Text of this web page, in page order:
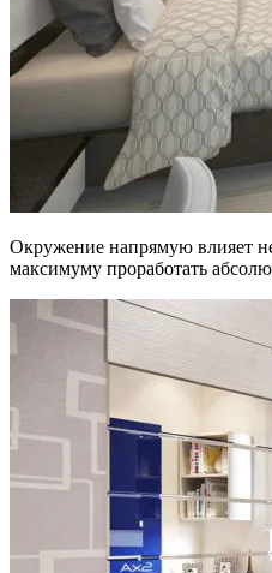
Окружение напрямую влияет
максимуму проработать